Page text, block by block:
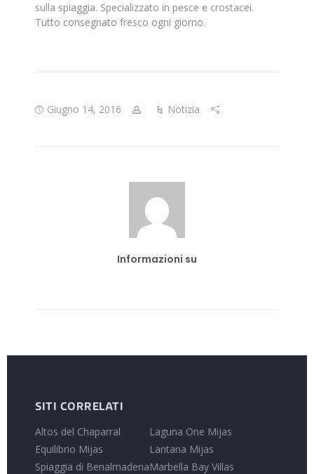
sulla spiaggia. Specializzato in pesce e crostacei.
Tutto consegnato fresco ogni giorno.
Giugno 14, 2016 Notizia
Informazioni su
SITI CORRELATI
Altos del Chaparral
Equilibrio Mijas
Spiaggia di Benalmadena
Laguna One Mijas
Lantana Mijas
Marbella Bay Villas